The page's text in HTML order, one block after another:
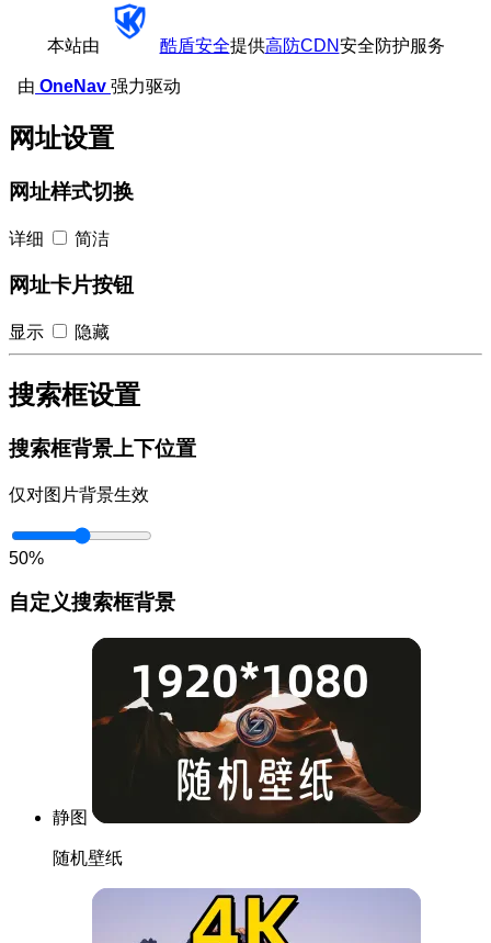
本站由 酷盾安全提供高防CDN安全防护服务
由 OneNav 强力驱动
网址设置
网址样式切换
详细 简洁
网址卡片按钮
显示 隐藏
搜索框设置
搜索框背景上下位置
仅对图片背景生效
50%
自定义搜索框背景
静图
随机壁纸